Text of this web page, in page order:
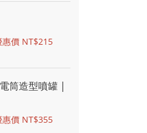
惠價 NT$215
筒造型噴罐 |
惠價 NT$355